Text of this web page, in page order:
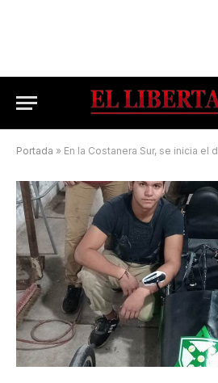
Portada » En la Costanera Sur, se inicia el desafío de autos